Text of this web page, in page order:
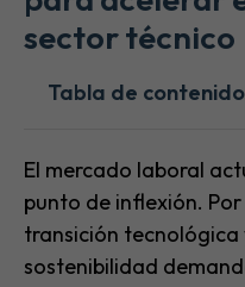
sector técnico
Tabla de
El mercado laboral
punto de inflexión.
transición tecnológica
sostenibilidad